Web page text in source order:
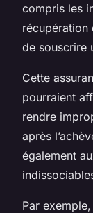
compris les
récupération
de souscrire
Cette
pourraient
rendre
après
également
Par